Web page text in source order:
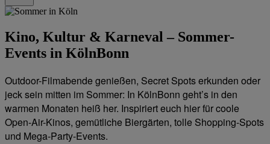
Kino, Kultur & Karneval – Sommer-
Events in KölnBonn
Outdoor-Filmabende genießen, Secret Spots erkunden oder
jeck sein mitten im Sommer: In KölnBonn geht’s in den
warmen Monaten heiß her. Inspiriert euch hier für coole
Open-Air-Kinos, gemütliche Biergärten, tolle Shopping-Spots
und Mega-Party-Events.